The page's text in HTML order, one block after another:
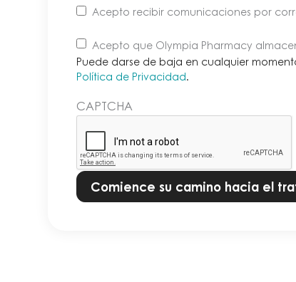
Acepto recibir comunicaciones por
Puede
darse
de
en
cualquier
momento.
Obtenga
más
información
Acepto que Olympia Pharmacy
Puede darse de baja en cualquier
Política de Privacidad.
CAPTCHA